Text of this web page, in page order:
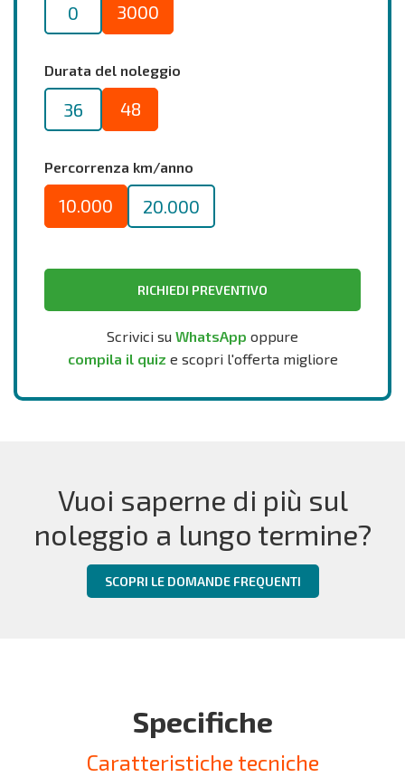
0 3000
Durata del noleggio
36 48
Percorrenza km/anno
10.000 20.000
RICHIEDI PREVENTIVO
Scrivici su WhatsApp oppure
compila il quiz e scopri l'offerta migliore
Vuoi saperne di più sul
noleggio a lungo termine?
SCOPRI LE DOMANDE FREQUENTI
Specifiche
Caratteristiche tecniche